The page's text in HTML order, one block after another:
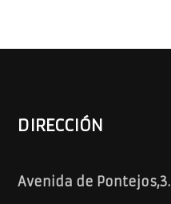
DIRECCIÓN
Avenida de Pontejos,3.